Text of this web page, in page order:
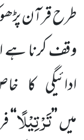
طرح قرآن
وقف کرنا ہے
ادائیگی کا
میں’’تَرْتِیْلًا‘‘